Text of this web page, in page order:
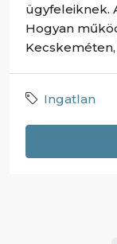
ügyfeleiknek.
Hogyan
Kecskeméten,
Ingatlan